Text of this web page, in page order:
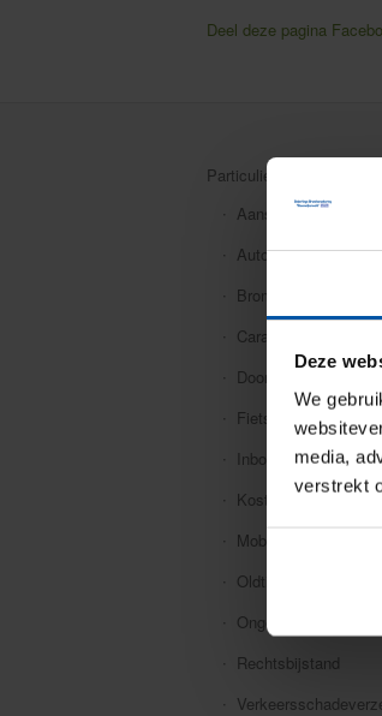
Deze
We
media,
verstrekt
Deel deze pagina
Particuliere verzekeringen
Aansprakelijkheid
Auto
Bromfiets
Caravan
Doorlopende reis
Fiets
Inboedel
Kostbaarheden
Mobiele dekking
Oldtimer
Ongevallen
Rechtsbijstand